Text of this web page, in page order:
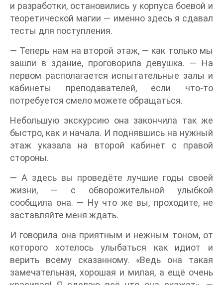
и разработки, остановились у корпуса боевой и
теоретической магии — именно здесь я сдавал
тесты для поступления.
— Теперь нам на второй этаж, — как только мы
зашли в здание, проговорила девушка. — На
первом располагается испытательные залы и
кабинеты преподавателей, если что-то
потребуется смело можете обращаться.
Небольшую экскурсию она закончила так же
быстро, как и начала. И поднявшись на нужный
этаж указала на второй кабинет с правой
стороны.
— А здесь вы проведёте лучшие годы своей
жизни, — с обворожительной улыбкой
сообщила она. — Ну что же вы, проходите, не
заставляйте меня ждать.
И говорила она приятным и нежным тоном, от
которого хотелось улыбаться как идиот и
верить всему сказанному. «Ведь она такая
замечательная, хорошая и милая, а ещё очень